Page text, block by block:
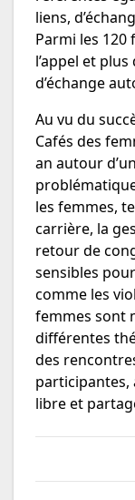
liens,
Parmi les 120
l’appel et
d’échange
Au vu du
Cafés des
an autour
les femmes,
carrière, la
retour de
sensibles
comme les
femmes sont
différentes
des
participantes,
libre et